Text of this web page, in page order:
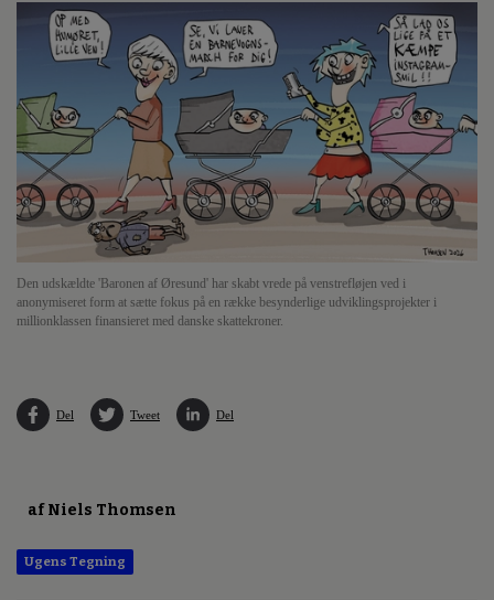
Den udskældte 'Baronen af Øresund' har skabt vrede på venstrefløjen ved i
anonymiseret form at sætte fokus på en række besynderlige udviklingsprojekter i
millionklassen finansieret med danske skattekroner.
Del Tweet Del
af Niels Thomsen
Ugens Tegning